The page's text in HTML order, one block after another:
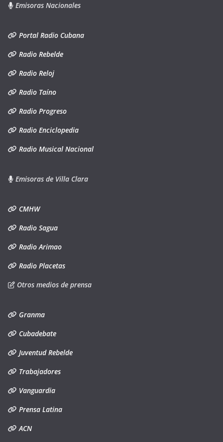
Emisoras Nacionales
Portal Radio Cubana
Radio Rebelde
Radio Reloj
Radio Taíno
Radio Progreso
Radio Enciclopedia
Radio Musical Nacional
Emisoras de Villa Clara
CMHW
Radio Sagua
Radio Arimao
Radio Placetas
Otros medios de prensa
Granma
Cubadebate
Juventud Rebelde
Trabajadores
Vanguardia
Prensa Latina
ACN